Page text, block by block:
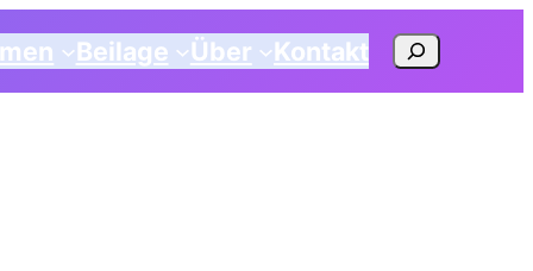
Beilage Über Kontakt Suchen